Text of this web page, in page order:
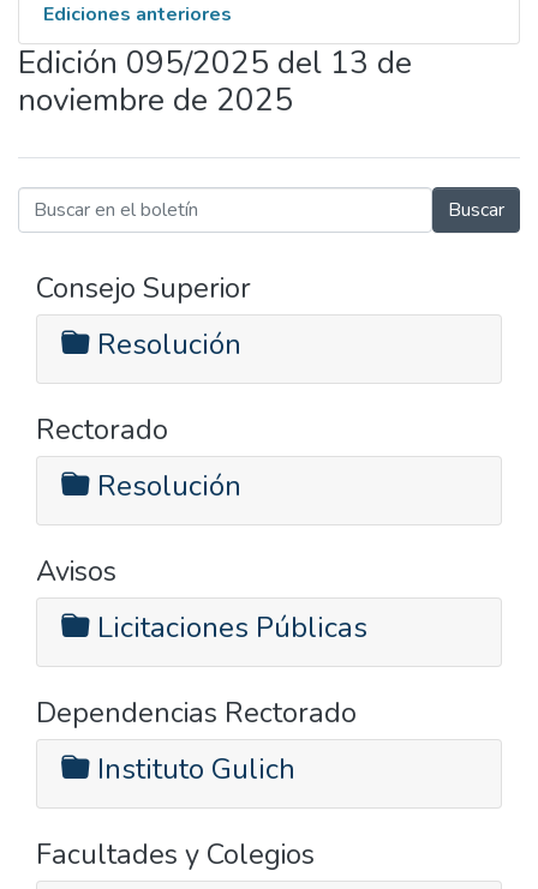
Ediciones anteriores
Edición 095/2025 del 13 de
noviembre de 2025
Buscar
Consejo Superior
Resolución
Rectorado
Resolución
Avisos
Licitaciones Públicas
Dependencias Rectorado
Instituto Gulich
Facultades y Colegios